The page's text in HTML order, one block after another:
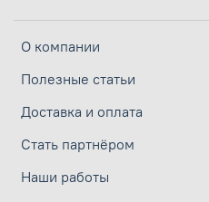
О компании
Полезные статьи
Доставка и оплата
Стать партнёром
Наши работы